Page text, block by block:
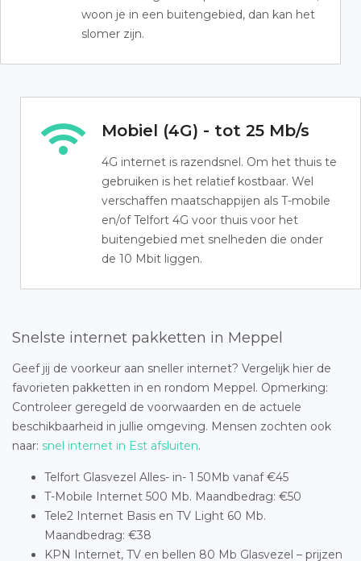
woon je in een buitengebied, dan kan het
slomer zijn.
Mobiel (4G) - tot 25 Mb/s
4G internet is razendsnel. Om het thuis te
gebruiken is het relatief kostbaar. Wel
verschaffen maatschappijen als T-mobile
en/of Telfort 4G voor thuis voor het
buitengebied met snelheden die onder
de 10 Mbit liggen.
Snelste internet pakketten in Meppel
Geef jij de voorkeur aan sneller internet? Vergelijk hier de
favorieten pakketten in en rondom Meppel. Opmerking:
Controleer geregeld de voorwaarden en de actuele
beschikbaarheid in jullie omgeving. Mensen zochten ook
naar: snel internet in Est afsluiten.
Telfort Glasvezel Alles- in- 1 50Mb vanaf €45
T-Mobile Internet 500 Mb. Maandbedrag: €50
Tele2 Internet Basis en TV Light 60 Mb.
Maandbedrag: €38
KPN Internet, TV en bellen 80 Mb Glasvezel – prijzen